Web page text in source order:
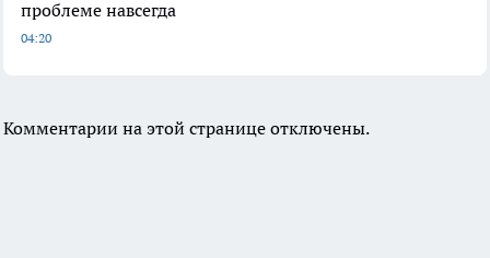
проблеме навсегда
04:20
Комментарии на этой странице отключены.